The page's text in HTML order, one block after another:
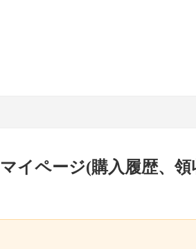
マイページ(購入履歴、